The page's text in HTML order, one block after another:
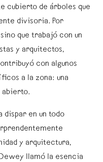
cubierto de árboles que
divisoria. Por
que trabajó con un
y arquitectos,
con algunos
a la zona: una
abierto.
dispar en un todo
y arquitectura,
llamó la esencia